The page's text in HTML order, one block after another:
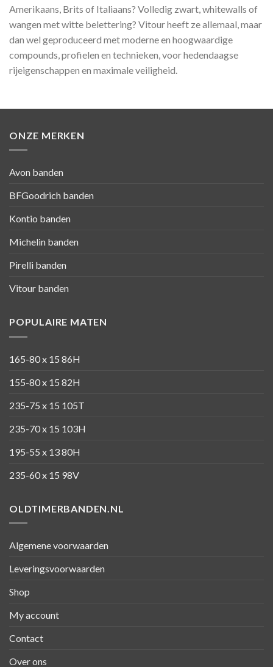
Amerikaans, Brits of Italiaans? Volledig zwart, whitewalls of
wangen met witte belettering? Vitour heeft ze allemaal, maar
dan wel geproduceerd met moderne en hoogwaardige
compounds, profielen en technieken, voor hedendaagse
rijeigenschappen en maximale veiligheid.
ONZE MERKEN
Avon banden
BFGoodrich banden
Kontio banden
Michelin banden
Pirelli banden
Vitour banden
POPULAIRE MATEN
165-80 x 15 86H
155-80 x 15 82H
235-75 x 15 105T
235-70 x 15 103H
195-55 x 13 80H
235-60 x 15 98V
OLDTIMERBANDEN.NL
Algemene voorwaarden
Leveringsvoorwaarden
Shop
My account
Contact
Over ons